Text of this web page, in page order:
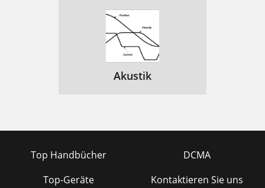
Akustik
Top Handbücher
Top-Geräte
DCMA
Kontaktieren Sie uns